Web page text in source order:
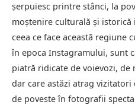
șerpuiesc printre stânci, la
moștenire culturală și
ceea ce face această regiune
în epoca Instagramului, sunt
piatră ridicate de voievozi,
dar care astăzi atrag
de poveste în fotografii